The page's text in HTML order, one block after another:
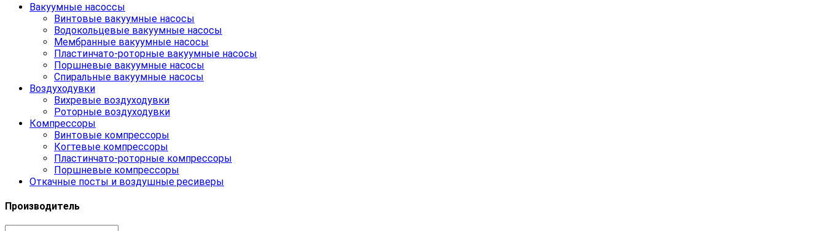
Вакуумные насоссы
Винтовые вакуумные насосы
Водокольцевые вакуумные насосы
Мембранные вакуумные насосы
Пластинчато-роторные вакуумные насосы
Поршневые вакуумные насосы
Спиральные вакуумные насосы
Воздуходувки
Вихревые воздуходувки
Роторные воздуходувки
Компрессоры
Винтовые компрессоры
Когтевые компрессоры
Пластинчато-роторные компрессоры
Поршневые компрессоры
Откачные посты и воздушные ресиверы
Производитель